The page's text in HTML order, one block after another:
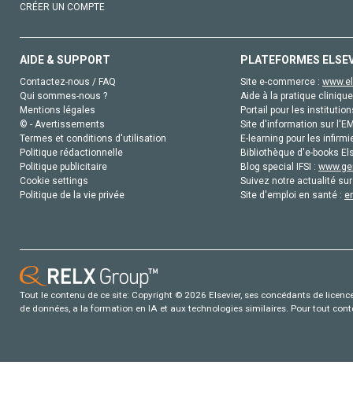
CRÉER UN COMPTE
AIDE & SUPPORT
Contactez-nous / FAQ
Qui sommes-nous ?
Mentions légales
© - Avertissements
Termes et conditions d'utilisation
Politique rédactionnelle
Politique publicitaire
Cookie settings
Politique de la vie privée
PLATEFORMES
Site e-commerce :
Aide à la pratique
Portail pour les
Site d'information sur
E-learning pour les
Bibliothèque d'e-books
Blog special IFSI :
Suivez notre actualité
Site d'emploi en santé :
Tout le contenu de ce site: Copyright © 2026 Elsevier, ses concédants de
de données, a la formation en IA et aux technologies similaires. Pour tout